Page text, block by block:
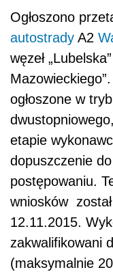
Ogłoszono
autostrady A2
węzeł
ogłoszone w
etapie
dopuszczenie do
postępowaniu.
wniosków
12.11.2015.
zakwalifikowani
(maksymalnie